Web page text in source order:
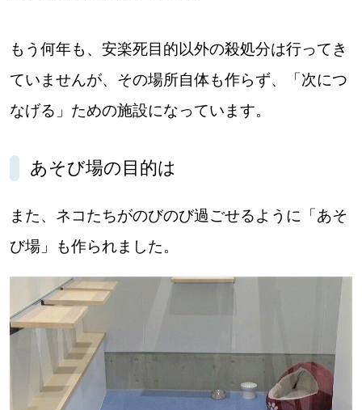
もう何年も、安楽死目的以外の殺処分は行ってき
ていませんが、その場所自体も作らず、「次につ
なげる」ための施設になっています。
あそび場の目的は
また、ネコたちがのびのび過ごせるように「あそ
び場」も作られました。